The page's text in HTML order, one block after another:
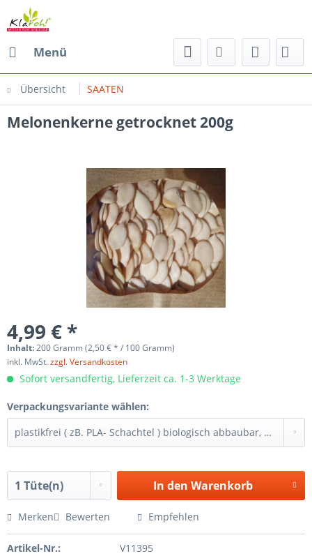
Menü
Übersicht SAATEN
Melonenkerne getrocknet 200g
4,99 € *
Inhalt:200 Gramm (2,50 € * / 100 Gramm)
inkl. MwSt.zzgl. Versandkosten
Sofort versandfertig, Lieferzeit ca. 1-3 Werktage
Verpackungsvariante wählen:
In den Warenkorb
Merken Bewerten Empfehlen
Artikel-Nr.:
V11395